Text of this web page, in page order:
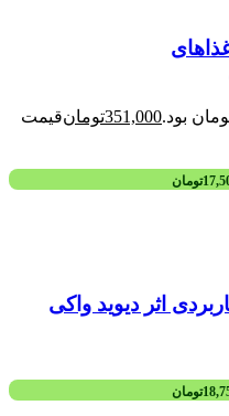
351,000تومانقیمت
تومان
اثر دیوید واکی
تومان